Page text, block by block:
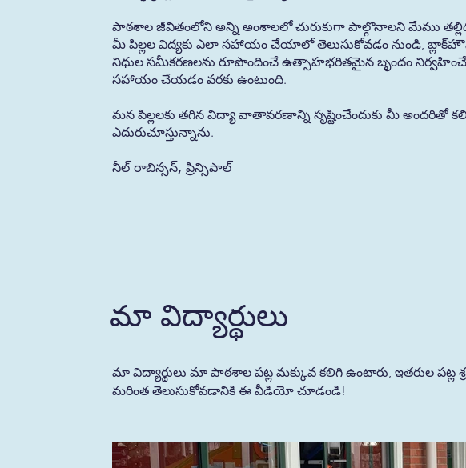
పాఠశాల జీవితంలోని అన్ని అంశాలలో చురుకుగా పాల్గొనాలని మేము
మీ పిల్లల విద్యకు ఎలా సహాయం చేయాలో తెలుసుకోవడం నుండి,
నిధుల సమీకరణలను రూపొందించే ఉత్సాహభరితమైన బృందం
సహాయం చేయడం వరకు ఉంటుంది.
మన పిల్లలకు తగిన విద్యా వాతావరణాన్ని సృష్టించేందుకు మీ అందరితో
ఎదురుచూస్తున్నాను.
నీల్ రాబిన్సన్, ప్రిన్సిపాల్
మా విద్యార్థులు
మా విద్యార్థులు మా పాఠశాల పట్ల మక్కువ కలిగి ఉంటారు, ఇతరుల పట్ల
మరింత తెలుసుకోవడానికి ఈ వీడియో చూడండి!